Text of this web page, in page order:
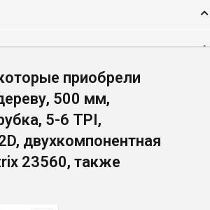
приобрели
500 мм,
5-6 TPI,
двухкомпонентная
23560, также